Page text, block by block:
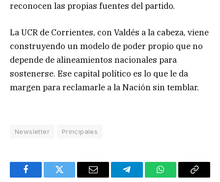
reconocen las propias fuentes del partido.
La UCR de Corrientes, con Valdés a la cabeza, viene
construyendo un modelo de poder propio que no
depende de alineamientos nacionales para
sostenerse. Ese capital político es lo que le da
margen para reclamarle a la Nación sin temblar.
Newsletter Principales
FacebookTwitter Email TelegramWhatsAppCopy